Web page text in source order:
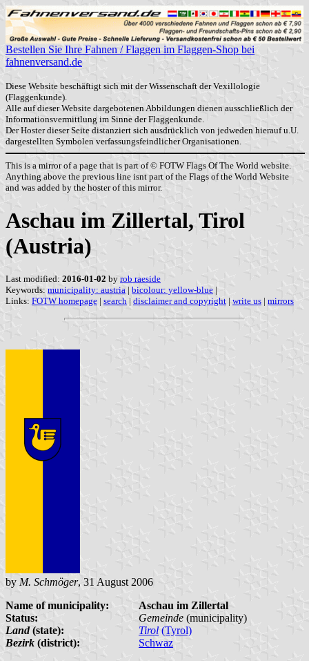
Bestellen Sie Ihre Fahnen / Flaggen im Flaggen-Shop bei
fahnenversand.de
Diese Website beschäftigt sich mit der Wissenschaft der Vexillologie
(Flaggenkunde).
Alle auf dieser Website dargebotenen Abbildungen dienen ausschließlich der
Informationsvermittlung im Sinne der Flaggenkunde.
Der Hoster dieser Seite distanziert sich ausdrücklich von jedweden hierauf u.U.
dargestellten Symbolen verfassungsfeindlicher Organisationen.
This is a mirror of a page that is part of © FOTW Flags Of The World website.
Anything above the previous line isnt part of the Flags of the World Website
and was added by the hoster of this mirror.
Aschau im Zillertal, Tirol
(Austria)
Last modified: 2016-01-02 by rob raeside
Keywords: municipality: austria | bicolour: yellow-blue |
Links: FOTW homepage | search | disclaimer and copyright | write us | mirrors
by M. Schmöger, 31 August 2006
Name of municipality:
Aschau im Zillertal
Status:
Gemeinde (municipality)
Land(state): Tirol (Tyrol)
Bezirk (district): Schwaz